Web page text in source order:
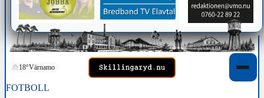
18°Värnamo
FOTBOLL